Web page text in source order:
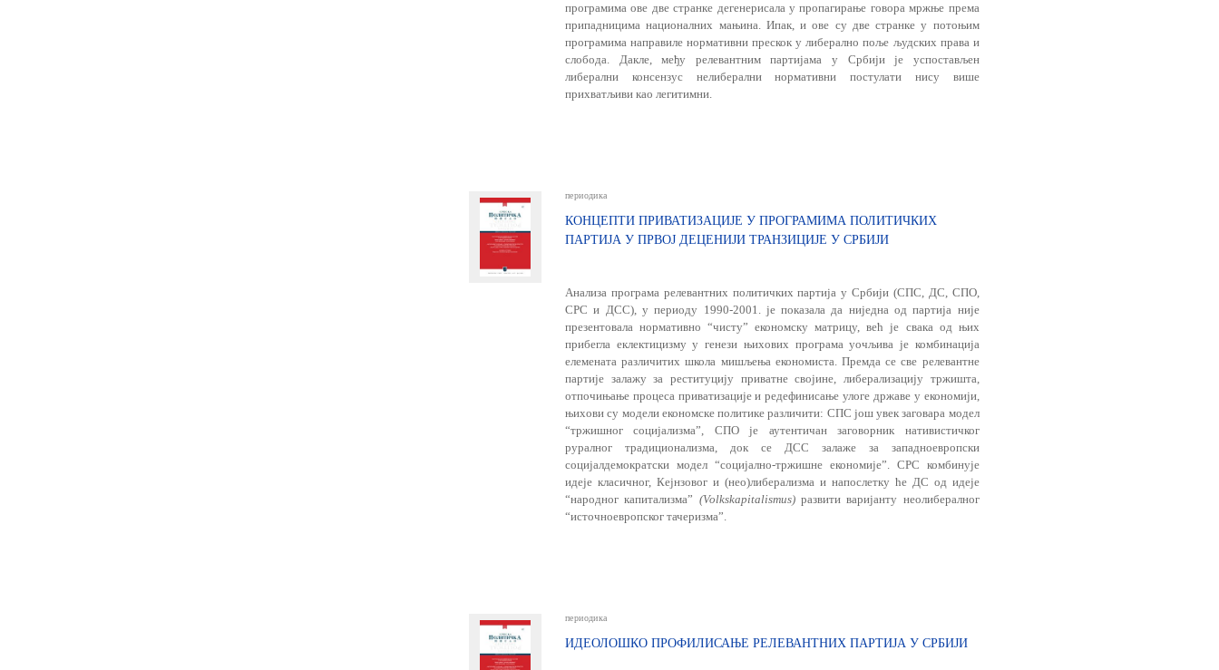
програмима ове две странке дегенерисала у пропагирање говора мржње према
припадницима националних мањина. Ипак, и ове су две странке у потоњим
програмима направиле нормативни прескок у либерално поље људских права и
слобода. Дакле, међу релевантним партијама у Србији је успостављен
либерални консензус нелиберални нормативни постулати нису више
прихватљиви као легитимни.
периодика
КОНЦЕПТИ ПРИВАТИЗАЦИЈЕ У ПРОГРАМИМА ПОЛИТИЧКИХ
ПАРТИЈА У ПРВОЈ ДЕЦЕНИЈИ ТРАНЗИЦИЈЕ У СРБИЈИ
Анализа програма релевантних политичких партија у Србији (СПС, ДС, СПО,
СРС и ДСС), у периоду 1990-2001. је показала да ниједна од партија није
презентовала нормативно “чисту” економску матрицу, већ је свака од њих
прибегла еклектицизму у генези њихових програма уочљива је комбинација
елемената различитих школа мишљења економиста. Премда се све релевантне
партије за­лажу за реституцију приватне својине, либерализацију тржишта,
отпочињање процеса приватизације и редефинисање улоге државе у економији,
њихови су модели економске политике различити: СПС још увек заговара модел
“тржишног социјализма”, СПО је аутентичан заговорник нативистичког
руралног традиционализма, док се ДСС залаже за западноевропски
социјалдемократски модел “социјално-тржишне економије”. СРС комбинује
идеје класичног, Кејнзовог и (нео)либерализма и напослетку ће ДС од идеје
“народног капитализма” (Volkskapitalismus)развити варијанту неолибералног
“источноевропског тачеризма”.
периодика
ИДЕОЛОШКО ПРОФИЛИСАЊЕ РЕЛЕВАНТНИХ ПАРТИЈА У СРБИЈИ